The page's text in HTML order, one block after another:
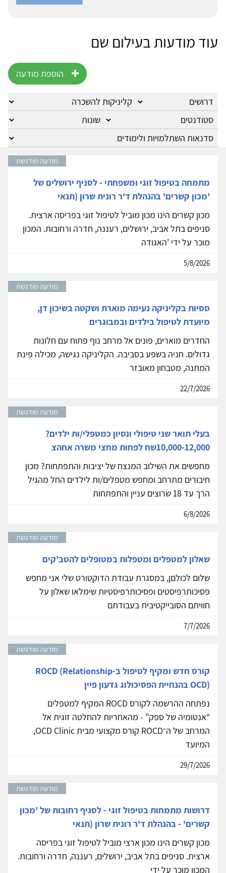
עוד מודעות בעילום שם
הוספת מודעה
מודעה מודגשת
מתמחה בטיפול זוגי ומשפחתי - לסניף ירושלים של
'מכון קשרים' בהנהלת ד'ר רונית שרון (תנאי
מכון קשרים הינו מכון מוביל לטיפול זוגי בפריסה ארצית.
סניפים בתל אביב, ירושלים, רעננה, חדרה ורחובות. המכון
מוכר על ידי 'האגודה
5/8/2026
מודעה מודגשת
ססיות בקליניקה נעימה מוארת ושקטה בשיכון דן,
מיועדת לטיפול בילדים ובמבוגרים
החדרים מוארים, פונים אל מרחב נוף פתוח עם חלונות
גדולים. חניה בשפע בסביבה. הקליניקה נגישה, מכילה פינת
המתנה, מטבחון מאובזר
22/7/2026
מודעה מודגשת
בעלי תואר שני טיפולי ונסיון כמטפלי/ות ילדים?
10,000-12,000שח לפחות מחצי משרה אחהצ
מחפשים את השילוב המנצח של יציבות והתפתחות? מכון
חיבורים מתרחב ומחפש מטפלים/ות לילדים החל מהגיל
הרך עד 18 שרוצים עניין והתפתחות
6/8/2026
מודעה מודגשת
שאלון למטפלים ומטפלות במטופלים להטב'קים
שלום לכולםן, במסגרת עבודת הדוקטורט שלי אני מחפש
פסיכותרפיסטים ופסיכותרפיסטיות שימלאו שאלון על
חוויתם הסובייקטיבית בעבודתם
7/7/2026
מודעה מודגשת
קורס חדש ומקיף לטיפול ב-ROCD (Relationship
OCD) בהנחיית הפסיכולוג גדעון פיין
נפתחה ההרשמה לקורס ROCD המקיף למטפלים
“אנטומיה של ספק” - מהאחריות להחלטה זוגית אל
המרחב של ה־ROCD קורס מקצועי מבית OCD Clinic,
המיועד
29/7/2026
מודעה מודגשת
דרושות מתמחות בטיפול זוגי - לסניף רחובות של 'מכון
קשרים' - בהנהלת ד'ר רונית שרון (תנאי
מכון קשרים הינו מכון ארצי מוביל לטיפול זוגי בפריסה
ארצית. סניפים בתל אביב, ירושלים, רעננה, חדרה ורחובות.
המכון מוכר על ידי